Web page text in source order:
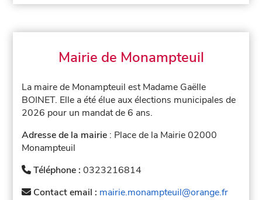
Mairie de Monampteuil
La maire de Monampteuil est Madame Gaëlle
BOINET. Elle a été élue aux élections municipales de
2026 pour un mandat de 6 ans.
Adresse de la mairie : Place de la Mairie 02000
Monampteuil
Téléphone :0323216814
Contact email : mairie.monampteuil@orange.fr